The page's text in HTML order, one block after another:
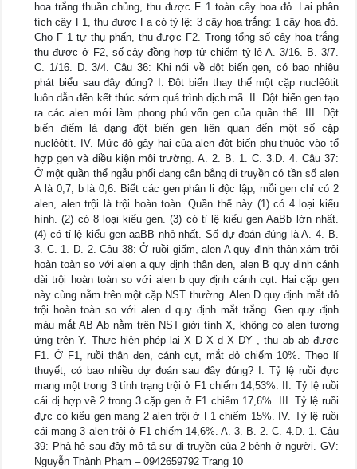
hoa trắng thuần chủng, thu được F 1 toàn cây hoa đỏ. Lai phân
tích cây F1, thu được Fa có tỷ lệ: 3 cây hoa trắng: 1 cây hoa đỏ.
Cho F 1 tự thụ phấn, thu được F2. Trong tổng số cây hoa trắng
thu được ở F2, số cây đồng hợp tử chiếm tỷ lệ A. 3/16. B. 3/7.
C. 1/16. D. 3/4. Câu 36: Khi nói về đột biến gen, có bao nhiêu
phát biểu sau đây đúng? I. Đột biến thay thế một cặp nuclêôtit
luôn dẫn đến kết thúc sớm quá trình dịch mã. II. Đột biến gen tạo
ra các alen mới làm phong phú vốn gen của quần thể. III. Đột
biến điểm là dạng đột biến gen liên quan đến một số cặp
nuclêôtit. IV. Mức độ gây hại của alen đột biến phụ thuộc vào tổ
hợp gen và điều kiện môi trường. A. 2. B. 1. C. 3.D. 4. Câu 37:
Ở một quần thể ngẫu phối đang cân bằng di truyền có tần số alen
A là 0,7; b là 0,6. Biết các gen phân li độc lập, mỗi gen chỉ có 2
alen, alen trội là trội hoàn toàn. Quần thể này (1) có 4 loại kiểu
hình. (2) có 8 loại kiểu gen. (3) có tỉ lệ kiểu gen AaBb lớn nhất.
(4) có tỉ lệ kiểu gen aaBB nhỏ nhất. Số dự đoán đúng là A. 4. B.
3. C. 1. D. 2. Câu 38: Ở ruồi giấm, alen A quy định thân xám trội
hoàn toàn so với alen a quy định thân đen, alen B quy định cánh
dài trội hoàn toàn so với alen b quy định cánh cụt. Hai cặp gen
này cùng nằm trên một cặp NST thường. Alen D quy định mắt đỏ
trội hoàn toàn so với alen d quy định mắt trắng. Gen quy định
màu mắt AB Ab nằm trên NST giới tính X, không có alen tương
ứng trên Y. Thực hiện phép lai X D X d X DY , thu ab ab được
F1. Ở F1, ruồi thân đen, cánh cụt, mắt đỏ chiếm 10%. Theo lí
thuyết, có bao nhiều dự đoán sau đây đúng? I. Tỷ lệ ruồi đực
mang một trong 3 tính trạng trội ở F1 chiếm 14,53%. II. Tỷ lệ ruồi
cái dị hợp về 2 trong 3 cặp gen ở F1 chiếm 17,6%. III. Tỷ lệ ruồi
đực có kiểu gen mang 2 alen trội ở F1 chiếm 15%. IV. Tỷ lệ ruồi
cái mang 3 alen trội ở F1 chiếm 14,6%. A. 3. B. 2. C. 4.D. 1. Câu
39: Phả hệ sau đây mô tả sự di truyền của 2 bệnh ở người. GV:
Nguyễn Thành Phạm – 0942659792 Trang 10